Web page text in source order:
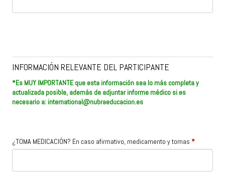
INFORMACIÓN RELEVANTE DEL PARTICIPANTE
*Es MUY IMPORTANTE que esta información sea lo más completa y
actualizada posible, además de adjuntar informe médico si es
necesario a: international@nubraeducacion.es
¿TOMA MEDICACIÓN? En caso afirmativo, medicamento y tomas *